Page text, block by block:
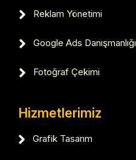
Reklam Yönetimi
Google Ads Danışmanlığı
Fotoğraf Çekimi
Hizmetlerimiz
Grafik Tasarım